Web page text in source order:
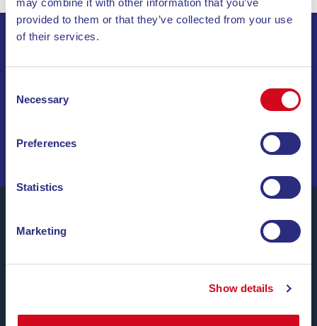
provided to them or that they’ve collected from your use
of their services.
Selection
Necessary
Preferences
Statistics
Marketing
Show details
INVIA
NAVIGA TRA OFFERTE SPECIALI, DESTINAZIONI DA
SOGNO E CONSIGLI DI VIAGGIO!
Blu Navy, Traghetti per l’Isola d’Elba.
convenienti, orari comodi e navi puntuali, tra i porti di